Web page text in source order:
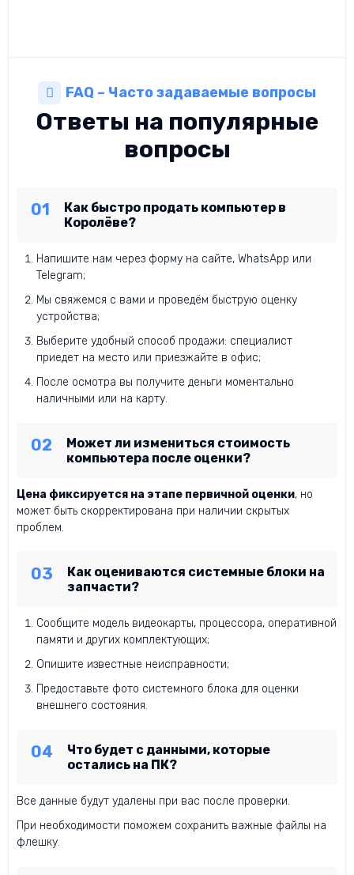
FAQ – Часто задаваемые вопросы
Ответы на популярные
вопросы
Как быстро продать компьютер в
Королёве?
Напишите нам через форму на сайте, WhatsApp или
Telegram;
Мы свяжемся с вами и проведём быструю оценку
устройства;
Выберите удобный способ продажи: специалист
приедет на место или приезжайте в офис;
После осмотра вы получите деньги моментально
наличными или на карту.
Может ли измениться стоимость
компьютера после оценки?
Цена фиксируется на этапе первичной оценки, но
может быть скорректирована при наличии скрытых
проблем.
Как оцениваются системные блоки на
запчасти?
Сообщите модель видеокарты, процессора, оперативной
памяти и других комплектующих;
Опишите известные неисправности;
Предоставьте фото системного блока для оценки
внешнего состояния.
Что будет с данными, которые
остались на ПК?
Все данные будут удалены при вас после проверки.
При необходимости поможем сохранить важные файлы на
флешку.